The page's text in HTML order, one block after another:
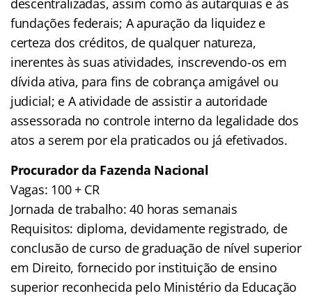
descentralizadas, assim como às autarquias e às
fundações federais; A apuração da liquidez e
certeza dos créditos, de qualquer natureza,
inerentes às suas atividades, inscrevendo-os em
dívida ativa, para fins de cobrança amigável ou
judicial; e A atividade de assistir a autoridade
assessorada no controle interno da legalidade dos
atos a serem por ela praticados ou já efetivados.
Procurador da Fazenda Nacional
Vagas: 100 + CR
Jornada de trabalho: 40 horas semanais
Requisitos: diploma, devidamente registrado, de
conclusão de curso de graduação de nível superior
em Direito, fornecido por instituição de ensino
superior reconhecida pelo Ministério da Educação